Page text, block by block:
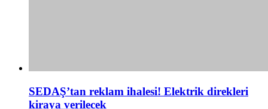
SEDAŞ’tan reklam ihalesi! Elektrik direkleri
kiraya verilecek